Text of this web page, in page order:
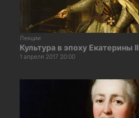
Лекции
Культура в эпоху Екатерины II
1 апреля 2017 20:00